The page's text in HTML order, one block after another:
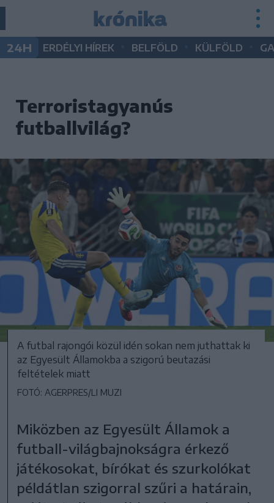
24H ERDÉLYI HÍREK BELFÖLD KÜLFÖLD
Terroristagyanús
futballvilág?
A futbal rajongói közül idén sokan nem juthattak ki
az Egyesült Államokba a szigorú beutazási
feltételek miatt
FOTÓ: AGERPRES/LI MUZI
Miközben az Egyesült Államok a
futball-világbajnokságra érkező
játékosokat, bírókat és szurkolókat
példátlan szigorral szűri a határain,